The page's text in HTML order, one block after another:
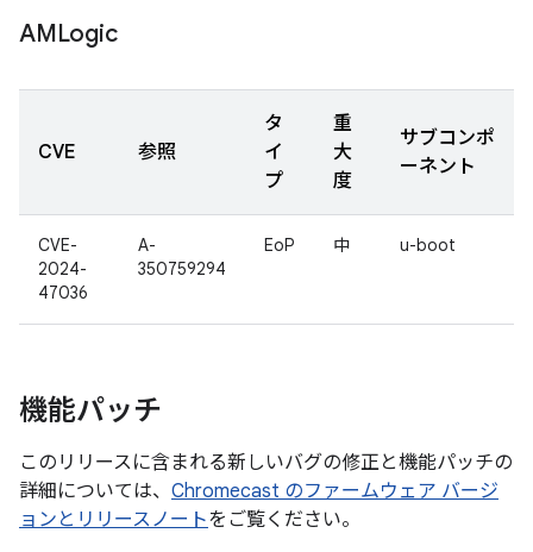
AMLogic
CVE 参照
タ
イ
プ
重
大
度
サブコンポ
ーネント
CVE-
2024-
47036
A-
350759294
EoP 中 u-boot
機能パッチ
このリリースに含まれる新しいバグの修正と機能パッチの
詳細については、 Chromecast のファームウェア バージ
ョンとリリースノートをご覧ください。